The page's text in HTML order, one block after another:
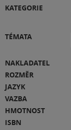
KATEGORIE
TÉMATA
NAKLADATEL
ROZMĚR
JAZYK
VAZBA
HMOTNOST
ISBN